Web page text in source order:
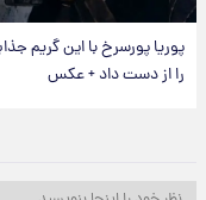
پوریا پورسرخ با این گریم
را از دست داد + عکس